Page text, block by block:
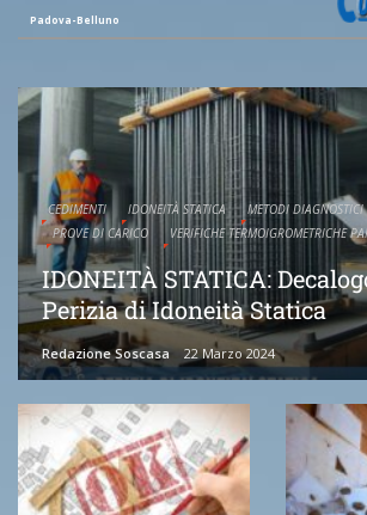
Padova-Belluno
CEDIMENTI IDONEITÀ STATICA METODI DIAGNOSTICI
PROVE DI CARICO
VERIFICHE TERMOIGROMETRICHE
IDONEITÀ STATICA:
Perizia di Idoneità Statica
Redazione Soscasa 22 Marzo 2024